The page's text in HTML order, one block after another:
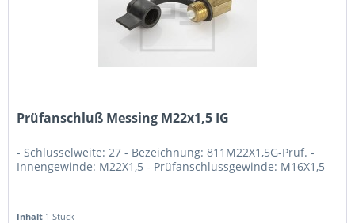
Prüfanschluß Messing M22x1,5 IG
- Schlüsselweite: 27 - Bezeichnung: 811M22X1,5G-Prüf. -
Innengewinde: M22X1,5 - Prüfanschlussgewinde: M16X1,5
Inhalt 1 Stück